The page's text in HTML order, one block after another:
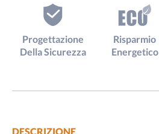
Progettazione
Della Sicurezza
Risparmio
Energetico
DESCRIZIONE